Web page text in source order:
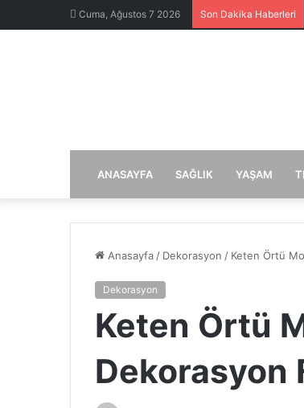
Cuma, Ağustos 7 2026 Son Dakika Haberleri
ANASAYFA SAĞLIK YAŞAM
Anasayfa / Dekorasyon / Keten Örtü
Dekorasyon
Keten Örtü
Dekorasyon